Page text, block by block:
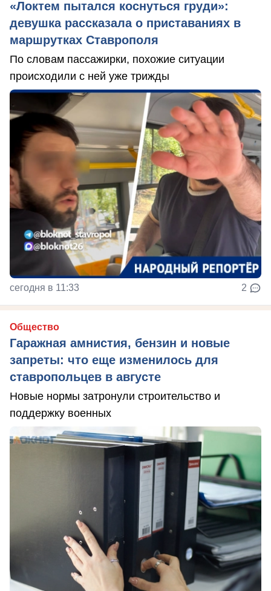
«Локтем пытался коснуться груди»:
девушка рассказала о приставаниях в
маршрутках Ставрополя
По словам пассажирки, похожие ситуации
происходили с ней уже трижды
сегодня в 11:33 2
Общество
Гаражная амнистия, бензин и новые
запреты: что еще изменилось для
ставропольцев в августе
Новые нормы затронули строительство и
поддержку военных